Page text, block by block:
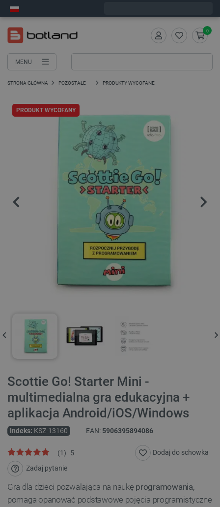
MENU
0
STRONA GŁÓWNA POZOSTAŁE PRODUKTY WYCOFANE
PRODUKT WYCOFANY
Scottie Go! Starter Mini -
multimedialna gra edukacyjna +
aplikacja Android/iOS/Windows
Indeks: KSZ-13160 EAN: 5906395894086
5
(1)
Zadaj pytanie
Dodaj do schowka
Gra dla dzieci pozwalająca na naukę programowania,
pomaga opanować podstawowe pojęcia programistyczne